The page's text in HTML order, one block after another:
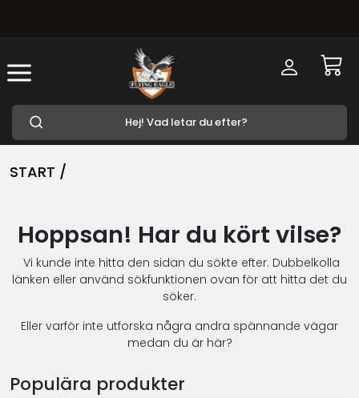
START /
Hoppsan! Har du kört vilse?
Vi kunde inte hitta den sidan du sökte efter. Dubbelkolla
länken eller använd sökfunktionen ovan för att hitta det du
söker.
Eller varför inte utforska några andra spännande vägar
medan du är här?
Populära produkter